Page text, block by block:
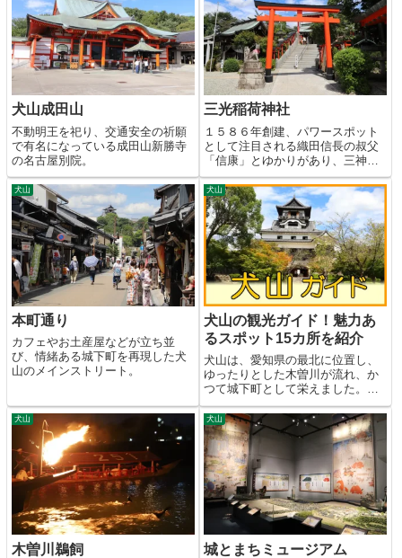
犬山成田山
不動明王を祀り、交通安全の祈願
で有名になっている成田山新勝寺
の名古屋別院。
三光稲荷神社
１５８６年創建、パワースポット
として注目される織田信長の叔父
「信康」とゆかりがあり、三神を
祀る神社。
犬山
本町通り
カフェやお土産屋などが立ち並
び、情緒ある城下町を再現した犬
山のメインストリート。
犬山
犬山の観光ガイド！魅力あ
るスポット15カ所を紹介
犬山は、愛知県の最北に位置し、
ゆったりとした木曽川が流れ、か
つて城下町として栄えました。歴
史文化の残る人気の観光地で、築
４００年の現存天守「犬山城」は
四大国宝城に数えられています。
犬山
木曽川鵜飼
犬山
城とまちミュージアム